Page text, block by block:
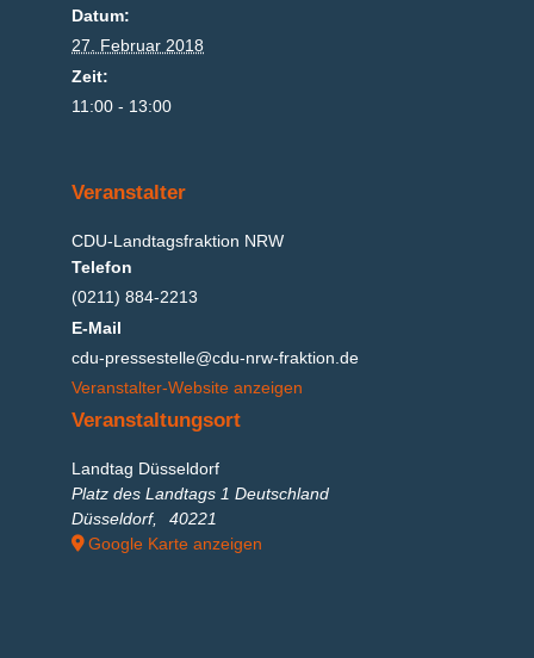
Datum:
27. Februar 2018
Zeit:
11:00 - 13:00
Veranstaltungsort
Landtag Düsseldorf
Platz des Landtags 1 Deutschland
Düsseldorf,
40221
Google Karte anzeigen
Veranstalter
CDU-Landtagsfraktion NRW
Telefon
(0211) 884-2213
E-Mail
cdu-pressestelle@cdu-nrw-fraktion.de
Veranstalter-Website anzeigen